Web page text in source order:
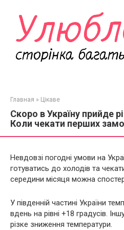
контенту
Главная » Цікаве
Скоро в Україну прийде
Коли чекати перших
Невдовзі погодні умови на
готуватись до холодів та
середини місяця можна
У південній частині України
вдень на рівні +18 градусів.
різке зниження температури.